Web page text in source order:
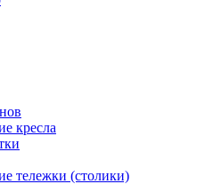
кресла
тележки (столики)